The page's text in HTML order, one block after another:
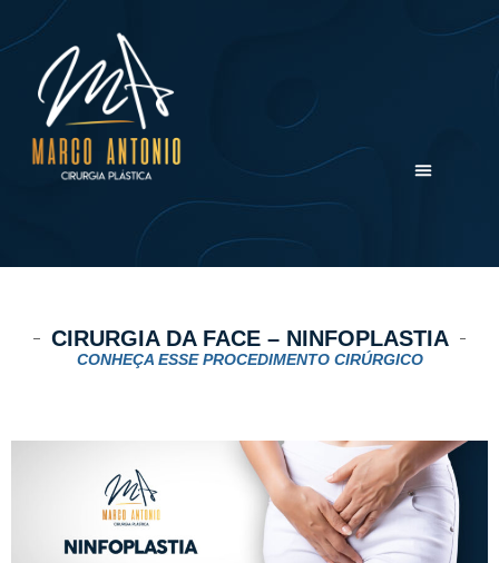
CIRURGIA DA FACE – NINFOPLASTIA
CONHEÇA ESSE PROCEDIMENTO CIRÚRGICO